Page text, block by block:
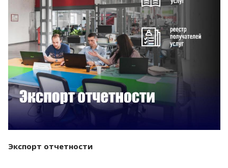
Смотреть проект
Экспорт отчетности